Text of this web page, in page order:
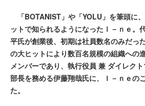
「BOTANIST」や「YOLU」を筆頭に
ットで知られるようになったＩ－ｎｅ。
平氏が創業後、初期は社員数名のみだっ
の大ヒットにより数百名規模の組織への
メンバーであり、執行役員 兼 ダイレク
部長を務める伊藤翔哉氏に、Ｉ－ｎｅの
た。